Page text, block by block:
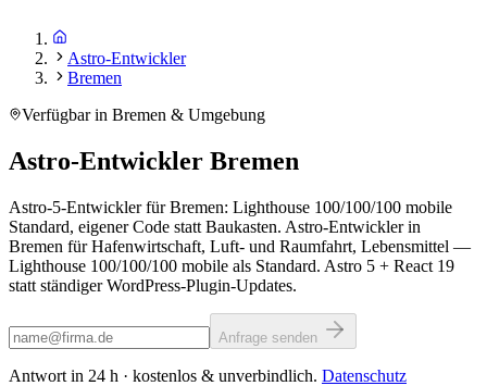
Astro-Entwickler
Bremen
Verfügbar in Bremen & Umgebung
Astro-Entwickler Bremen
Astro-5-Entwickler für Bremen: Lighthouse 100/100/100 mobile
Standard, eigener Code statt Baukasten. Astro-Entwickler in
Bremen für Hafenwirtschaft, Luft- und Raumfahrt, Lebensmittel —
Lighthouse 100/100/100 mobile als Standard. Astro 5 + React 19
statt ständiger WordPress-Plugin-Updates.
Anfrage senden
Antwort in 24 h · kostenlos & unverbindlich. Datenschutz